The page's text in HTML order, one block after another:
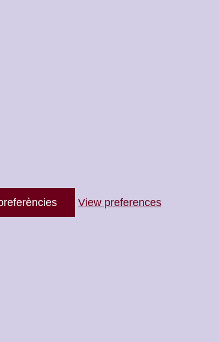
View preferences